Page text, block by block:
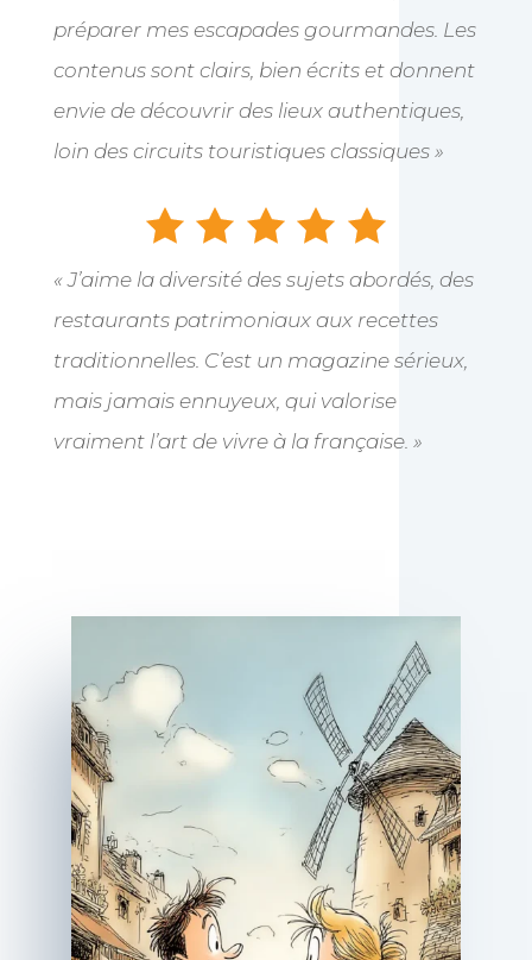
préparer mes escapades gourmandes. Les
contenus sont clairs, bien écrits et donnent
envie de découvrir des lieux authentiques,
loin des circuits touristiques classiques »
« J’aime la diversité des sujets abordés, des
restaurants patrimoniaux aux recettes
traditionnelles. C’est un magazine sérieux,
mais jamais ennuyeux, qui valorise
vraiment l’art de vivre à la française. »